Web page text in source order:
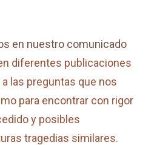
en nuestro comunicado
diferentes publicaciones
las preguntas que nos
para encontrar con rigor
y posibles
tragedias similares.